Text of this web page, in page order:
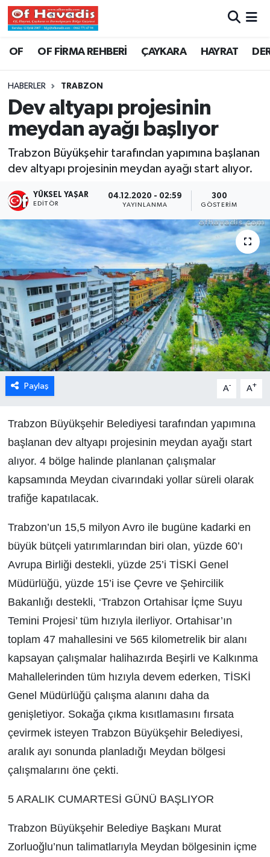
OF OF FİRMA REHBERİ ÇAYKARA HAYRAT
HABERLER TRABZON
Dev altyapı projesinin
meydan ayağı başlıyor
Trabzon Büyükşehir tarafından yapımına başlanan
dev altyapı projesinin meydan ayağı start alıyor.
YÜKSEL YAŞAR
EDITÖR
04.12.2020 - 02:59
YAYINLANMA
300
GÖSTERIM
Paylaş A- A+
Trabzon Büyükşehir Belediyesi tarafından yapımına
başlanan dev altyapı projesinin meydan ayağı start
alıyor. 4 bölge halinde planlanan çalışmalar
kapsamında Meydan civarındaki yollar süreli olarak
trafiğe kapatılacak.
Trabzon’un 15,5 milyon Avro ile bugüne kadarki en
büyük bütçeli yatırımlarından biri olan, yüzde 60’ı
Avrupa Birliği destekli, yüzde 25’i TİSKİ Genel
Müdürlüğü, yüzde 15’i ise Çevre ve Şehircilik
Bakanlığı destekli, ‘Trabzon Ortahisar İçme Suyu
Temini Projesi’ tüm hızıyla ilerliyor. Ortahisar’ın
toplam 47 mahallesini ve 565 kilometrelik bir alanı
kapsayan çalışmalar halihazırda Beşirli ve Kalkınma
Mahallelerinden tüm hızıyla devem ederken, TİSKİ
Genel Müdürlüğü çalışma alanını daha da
genişletiyor. Sokağa çıkma kısıtlamasını fırsata
çevirmek isteyen Trabzon Büyükşehir Belediyesi,
aralık ayı sonunda planladığı Meydan bölgesi
çalışmalarını öne çekti.
5 ARALIK CUMARTESİ GÜNÜ BAŞLIYOR
Trabzon Büyükşehir Belediye Başkanı Murat
Zorluoğlu’nun talimatlarıyla Meydan bölgesinin içme
Trabzon Nöbetçi Eczaneler
Trabzon Namaz Vakitleri
Trabzon Trafik Yoğunluk Haritası
Süper Lig Puan Durumu ve Fikstür
Tüm Manşetler
Son Dakika Haberleri
Haber Arşivi